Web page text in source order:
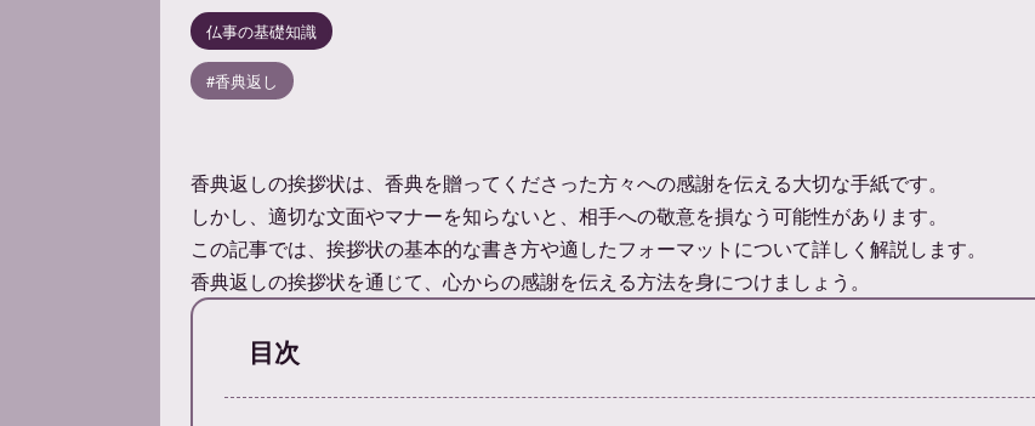
仏事の基礎知識
香典返し
香典返しの挨拶状は、香典を贈ってくださった方々への感謝を伝える大切な手紙です。
しかし、適切な文面やマナーを知らないと、相手への敬意を損なう可能性があります。
この記事では、挨拶状の基本的な書き方や適したフォーマットについて詳しく解説します。
香典返しの挨拶状を通じて、心からの感謝を伝える方法を身につけましょう。
目次